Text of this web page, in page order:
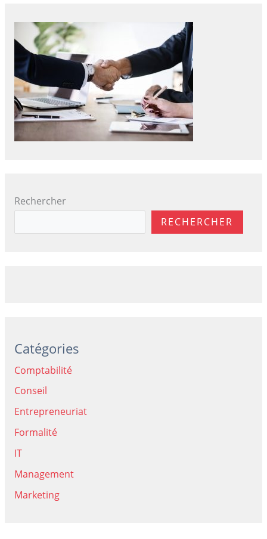
Rechercher
RECHERCHER
Catégories
Comptabilité
Conseil
Entrepreneuriat
Formalité
IT
Management
Marketing